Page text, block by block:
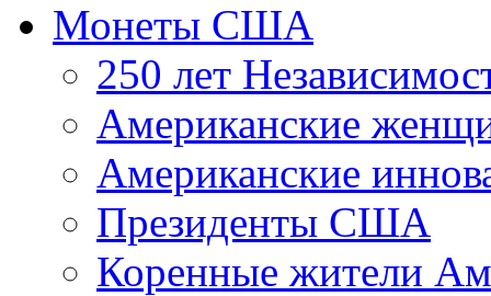
Монеты США
250 лет
Американские
Американские
Президенты США
Коренные жители